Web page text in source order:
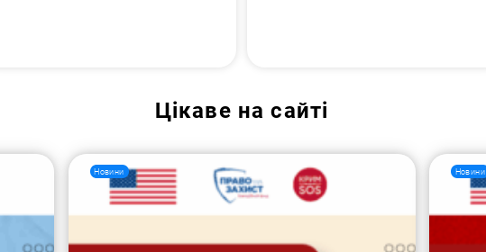
Цікаве на сайті
Новини Новини